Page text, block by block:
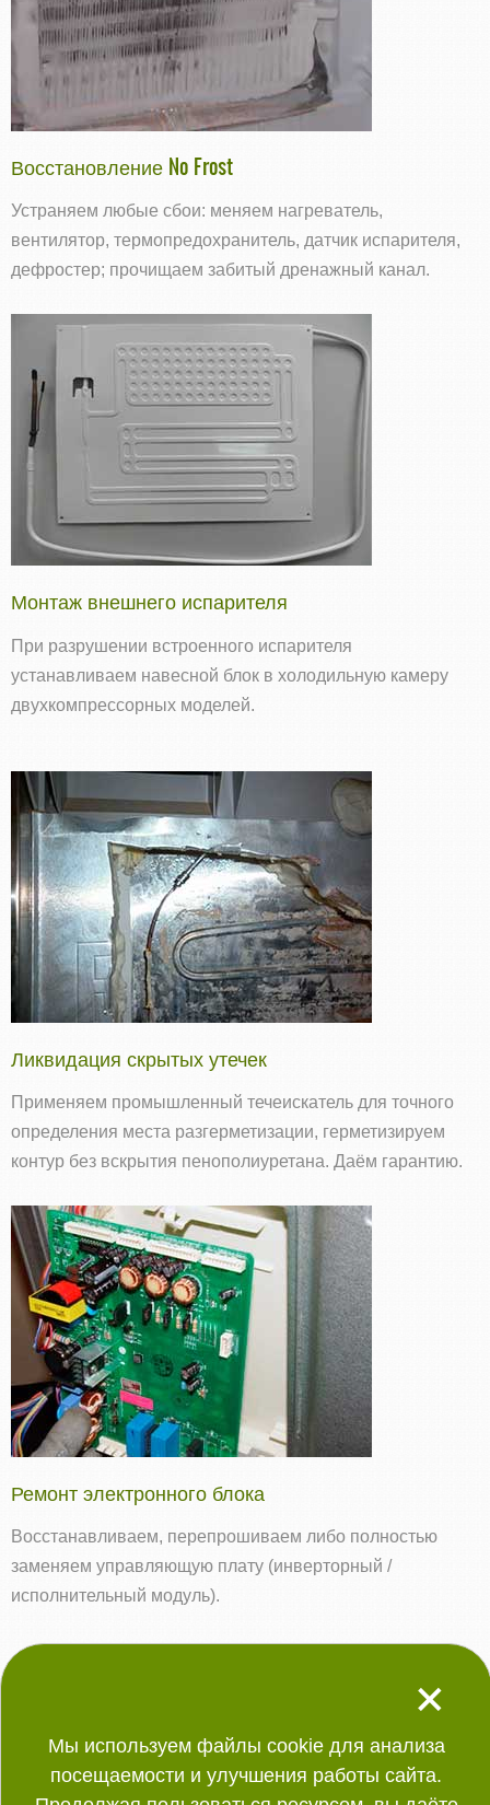
Восстановление No Frost
Устраняем любые сбои: меняем нагреватель,
вентилятор, термопредохранитель, датчик испарителя,
дефростер; прочищаем забитый дренажный канал.
Монтаж внешнего испарителя
При разрушении встроенного испарителя
устанавливаем навесной блок в холодильную камеру
двухкомпрессорных моделей.
Ликвидация скрытых утечек
Применяем промышленный течеискатель для точного
определения места разгерметизации, герметизируем
контур без вскрытия пенополиуретана. Даём гарантию.
Ремонт электронного блока
Восстанавливаем, перепрошиваем либо полностью
заменяем управляющую плату (инверторный /
исполнительный модуль).
Работаем ежедневно с 9:00 до 22:00+
Мы используем файлы cookie для анализа
посещаемости и улучшения работы сайта.